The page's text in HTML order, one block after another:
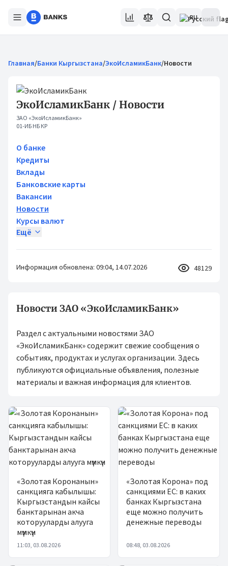
RU
Главная/Банки Кыргызстана/ЭкоИсламикБанк/Новости
ЭкоИсламикБанк / Новости
ЗАО «ЭкоИсламикБанк»
01-ИБ НБ КР
О банке
Кредиты
Вклады
Банковские карты
Вакансии
Новости
Курсы валют
Ещё
Информация обновлена: 09:04, 14.07.2026 48129
Новости ЗАО «ЭкоИсламикБанк»
Раздел с актуальными новостями ЗАО
«ЭкоИсламикБанк» содержит свежие сообщения о
событиях, продуктах и услугах организации. Здесь
публикуются официальные объявления, полезные
материалы и важная информация для клиентов.
Новости
«Золотая Коронанын»
санкцияга кабылышы:
Кыргызстандын кайсы
банктарынан акча
которууларды алууга
мүмкүн
11:03, 03.08.2026
«Золотая Корона» под
санкциями ЕС: в каких
банках Кыргызстана
еще можно получить
денежные переводы
08:48, 03.08.2026